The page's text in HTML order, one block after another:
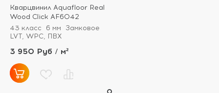
Кварцвинил Aquafloor Real
Wood Click AF6042
43 класс
6 мм
Замковое
LVT, WPC, ПВХ
3 950 Руб / м²